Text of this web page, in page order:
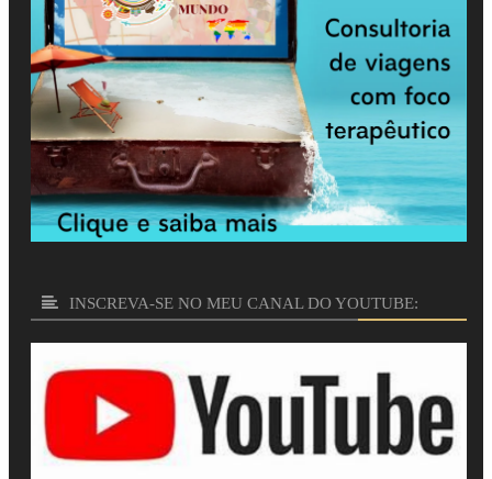
INSCREVA-SE NO MEU CANAL DO YOUTUBE: